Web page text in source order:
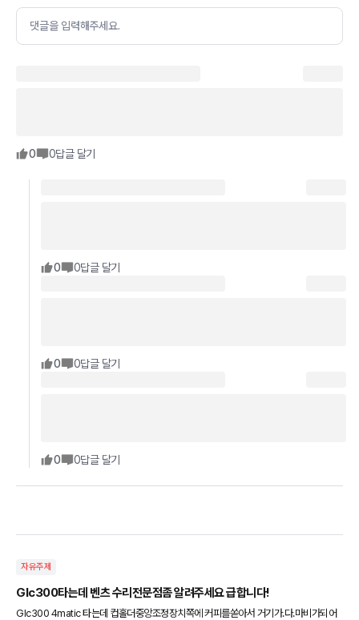
댓글을 입력해주세요.
0 0답글 달기
0 0답글 달기
0 0답글 달기
0 0답글 달기
자유주제
Glc300타는데 벤츠 수리전문점좀 알려주세요 급합니다!
Glc300 4matic 타는데 컵홀더중앙조정장치쪽에 커피를쏟아서 거기가.다.마비가되어